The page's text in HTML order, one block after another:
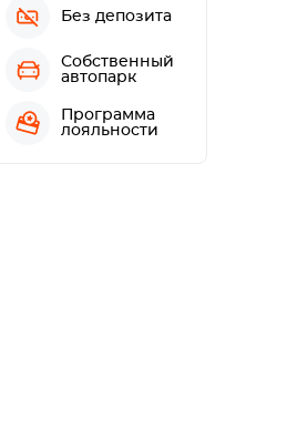
Без депозита
Собственный
автопарк
Программа
лояльности